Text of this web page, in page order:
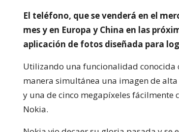
El teléfono, que se venderá en el
mes y en Europa y China en las
aplicación de fotos diseñada para
Utilizando una funcionalidad
manera simultánea una imagen de
y una de cinco megapíxeles fácilmente
Nokia.